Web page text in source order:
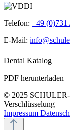
Telefon: +49 (0)731
E-Mail:
Dental Katalog
PDF herunterladen
© 2025
Verschlüsselung
Impressum